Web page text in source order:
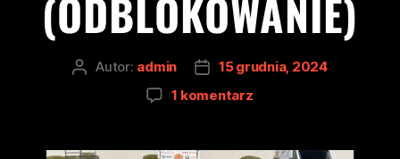
(ODBLOKOWANIE)
Autor: admin
15 grudnia, 2024
1 komentarz